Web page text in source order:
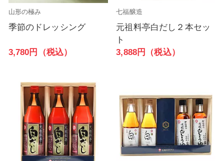
山形の極み
季節のドレッシング
3,780円（税込）
七福醸造
元祖料亭白だし２本セッ
ト
3,888円（税込）